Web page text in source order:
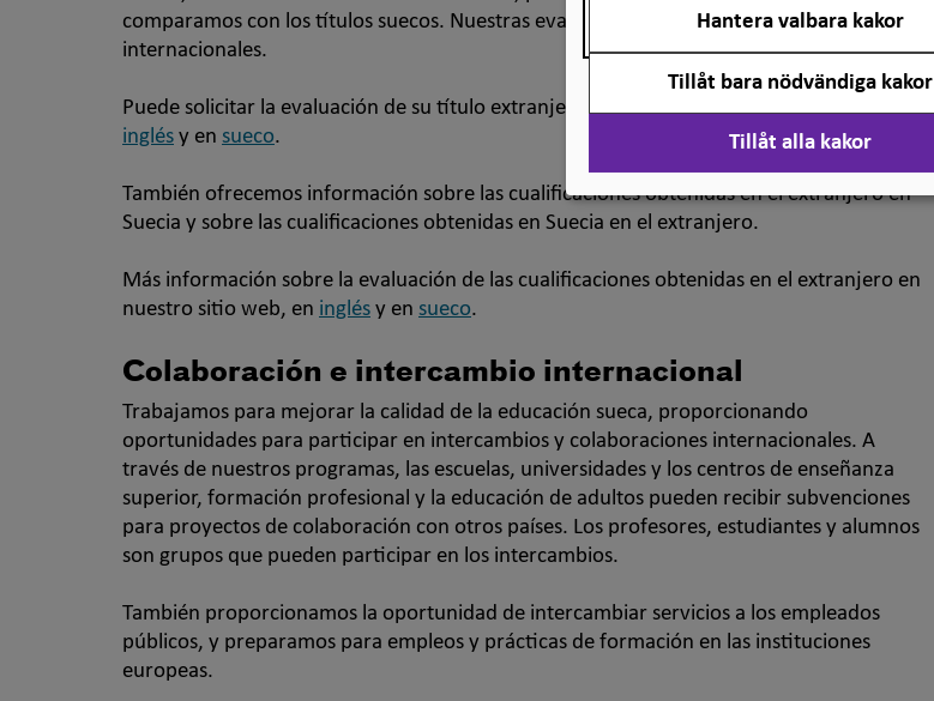
comparamos con los títulos suecos. Nuestras evaluaciones se basan en acuerdos
internacionales.
Puede solicitar la evaluación de su título extranjero en nuestro sitio web, que está en
inglés y en sueco.
También ofrecemos información sobre las cualificaciones obtenidas en el extranjero en
Suecia y sobre las cualificaciones obtenidas en Suecia en el extranjero.
Más información sobre la evaluación de las cualificaciones obtenidas en el extranjero en
nuestro sitio web, en inglés y en sueco.
Colaboración e intercambio internacional
Trabajamos para mejorar la calidad de la educación sueca, proporcionando
oportunidades para participar en intercambios y colaboraciones internacionales. A
través de nuestros programas, las escuelas, universidades y los centros de enseñanza
superior, formación profesional y la educación de adultos pueden recibir subvenciones
para proyectos de colaboración con otros países. Los profesores, estudiantes y alumnos
son grupos que pueden participar en los intercambios.
También proporcionamos la oportunidad de intercambiar servicios a los empleados
públicos, y preparamos para empleos y prácticas de formación en las instituciones
europeas.
Hantera valbara kakor
Tillåt bara nödvändiga kakor
Tillåt alla kakor